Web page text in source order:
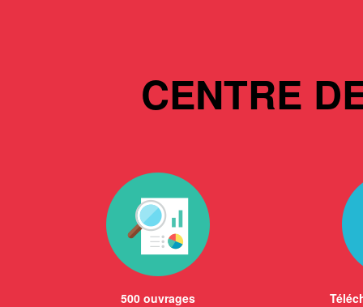
CENTRE
500 ouvrages